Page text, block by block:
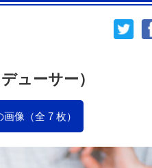
ューサー）
像（全 7 枚）